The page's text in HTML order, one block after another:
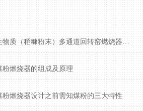
生物质（稻糠粉末）多通道回转窑燃烧器产品介绍
粉燃烧器的组成及原理
粉燃烧器设计之前需知煤粉的三大特性